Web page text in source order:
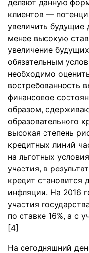
делают данную
клиентов —
увеличить будущие
менее высокую
увеличение
обязательным
необходимо
востребованность
финансовое
образом,
образовательного
высокая степень
кредитных линий
на льготных
участия, в
кредит становится
инфляции. На 2016
участия
по ставке 16%, а с
[4]
На сегодняшний